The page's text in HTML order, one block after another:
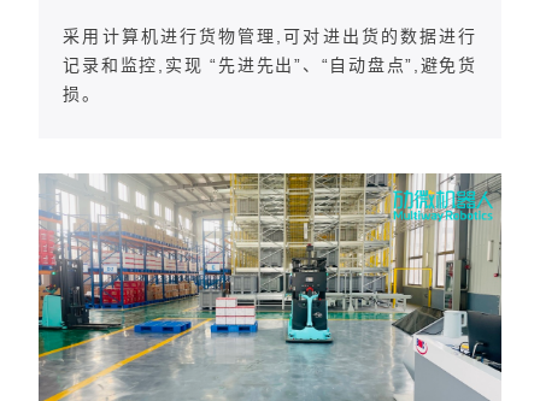
采用计算机进行货物管理,可对进出货的数据进行
记录和监控,实现 “先进先出”、“自动盘点”,避免货
损。